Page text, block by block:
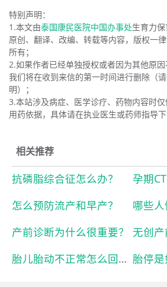
特别声明：
1.本文由泰国康民医院中国办事处生育力
原创、翻译、改编、转载等内容，版权一
所有；
2.如果作者已经单独授权或者因为其他原因
我们将在收到来信的第一时间进行删除（
明）；
3.本站涉及病症、医学诊疗、药物内容时
用药依据，具体请在执业医生或药师指导下
相关推荐
抗磷脂综合征怎么办？
孕期
怎么预防流产和早产？
哪些人
产前诊断为什么很重要？
无创产
胎儿胎动不正常怎么回事？ 胎停是